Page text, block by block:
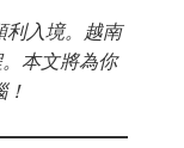
利入境。越南
本文將為你